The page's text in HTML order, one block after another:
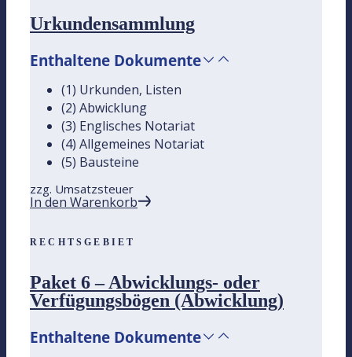
Urkundensammlung
Enthaltene Dokumente
(1) Urkunden, Listen
(2) Abwicklung
(3) Englisches Notariat
(4) Allgemeines Notariat
(5) Bausteine
zzg. Umsatzsteuer
In den Warenkorb
RECHTSGEBIET
Paket 6 – Abwicklungs- oder
Verfügungsbögen (Abwicklung)
Enthaltene Dokumente